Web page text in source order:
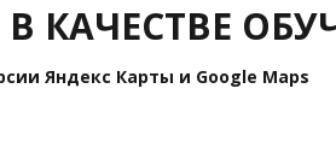
КАЧЕСТВЕ
Яндекс Карты и Google Maps